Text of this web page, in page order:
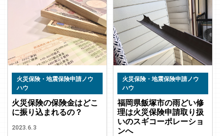
火災保険・地震保険申請ノウ
ハウ
火災保険の保険金はどこ
に振り込まれるの？
2023.6.3
火災保険・地震保険申請ノウ
ハウ
福岡県飯塚市の雨どい修
理は火災保険申請取り扱
いのスギコーポレーショ
ンへ